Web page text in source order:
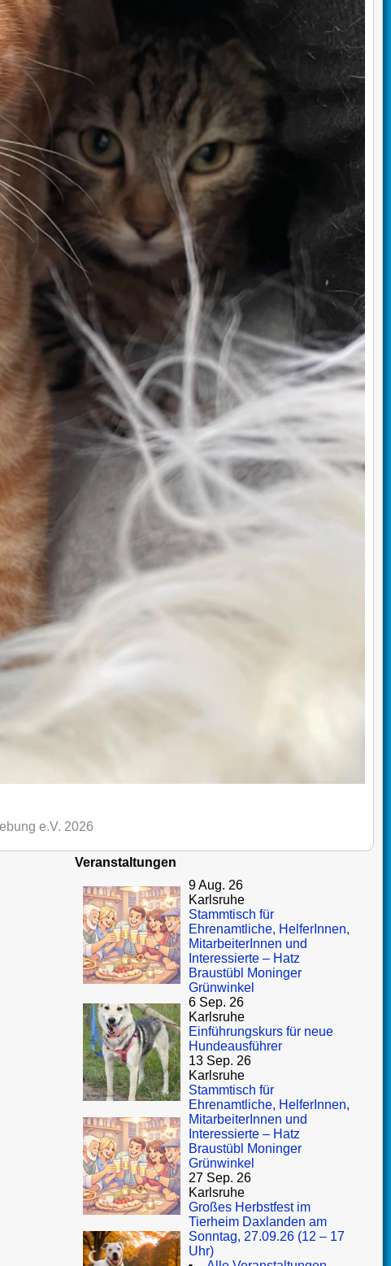
e.V. 2026
Veranstaltungen
9 Aug. 26
Karlsruhe
Stammtisch für
Ehrenamtliche, HelferInnen,
MitarbeiterInnen und
Interessierte – Hatz
Braustübl Moninger
Grünwinkel
6 Sep. 26
Karlsruhe
Einführungskurs für neue
Hundeausführer
13 Sep. 26
Karlsruhe
Stammtisch für
Ehrenamtliche, HelferInnen,
MitarbeiterInnen und
Interessierte – Hatz
Braustübl Moninger
Grünwinkel
27 Sep. 26
Karlsruhe
Großes Herbstfest im
Tierheim Daxlanden am
Sonntag, 27.09.26 (12 – 17
Uhr)